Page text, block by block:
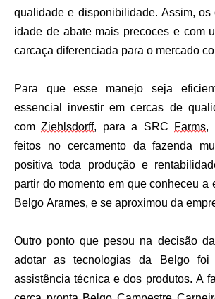
qualidade e disponibilidade. Assim, os
idade de abate mais precoces e com
carcaça diferenciada para o mercado
Para que esse manejo seja
essencial investir em cercas de
comZiehlsdorff, para a SRC Farms,
feitos no cercamento da fazenda
positiva toda produção e
partir do momento em que conheceu a
Belgo Arames, e se aproximou da
Outro ponto que pesou na decisão
adotar as tecnologias da Belgo
assistência técnica e dos produtos. A